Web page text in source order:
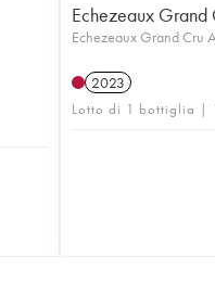
Echezeaux Grand
Echezeaux Grand Cru
2023
Lotto di 1 bottiglia |